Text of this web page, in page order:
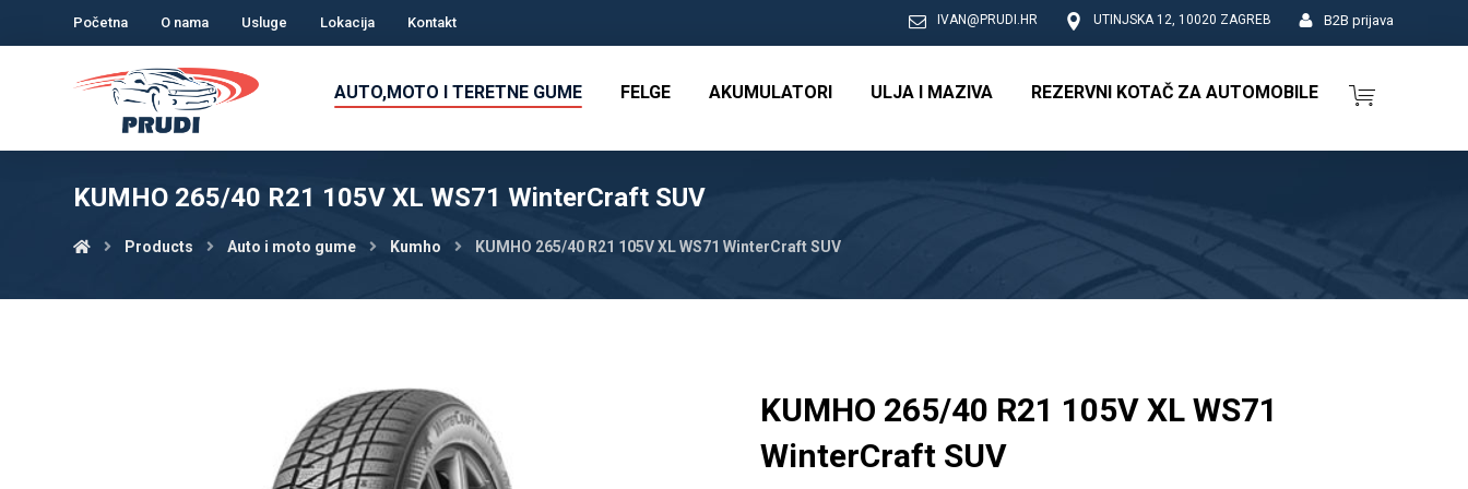
Početna O nama Usluge Lokacija Kontakt B2B prijava
UTINJSKA 12, 10020 ZAGREB
IVAN@PRUDI.HR
AUTO,MOTO I TERETNE GUME FELGE AKUMULATORI ULJA I MAZIVA REZERVNI KOTAČ ZA AUTOMOBILE
KUMHO 265/40 R21 105V XL WS71 WinterCraft SUV
Products Auto i moto gume Kumho KUMHO 265/40 R21 105V XL WS71 WinterCraft SUV
KUMHO 265/40 R21 105V XL WS71
WinterCraft SUV